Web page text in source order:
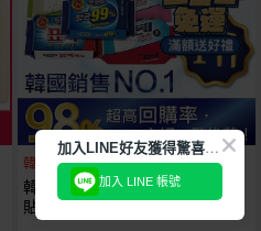
韓國銷售第一天然品牌
韓國 無瓊花~抗菌洗衣皂／女性
貼身衣物去污皂／衣襪去污皂／
加
入LINE好友獲得驚喜折扣!
加入 LINE 帳號